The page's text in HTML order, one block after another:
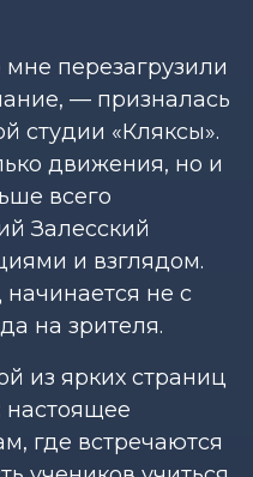
перезагрузили
— призналась
студии «Кляксы».
движения, но и
всего
Залесский
и взглядом.
не с
на зрителя.
из ярких страниц
настоящее
где встречаются